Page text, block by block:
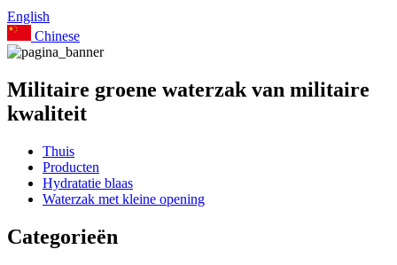
English
Chinese
Militaire groene waterzak van militaire
kwaliteit
Thuis
Producten
Hydratatie blaas
Waterzak met kleine opening
Categorieën